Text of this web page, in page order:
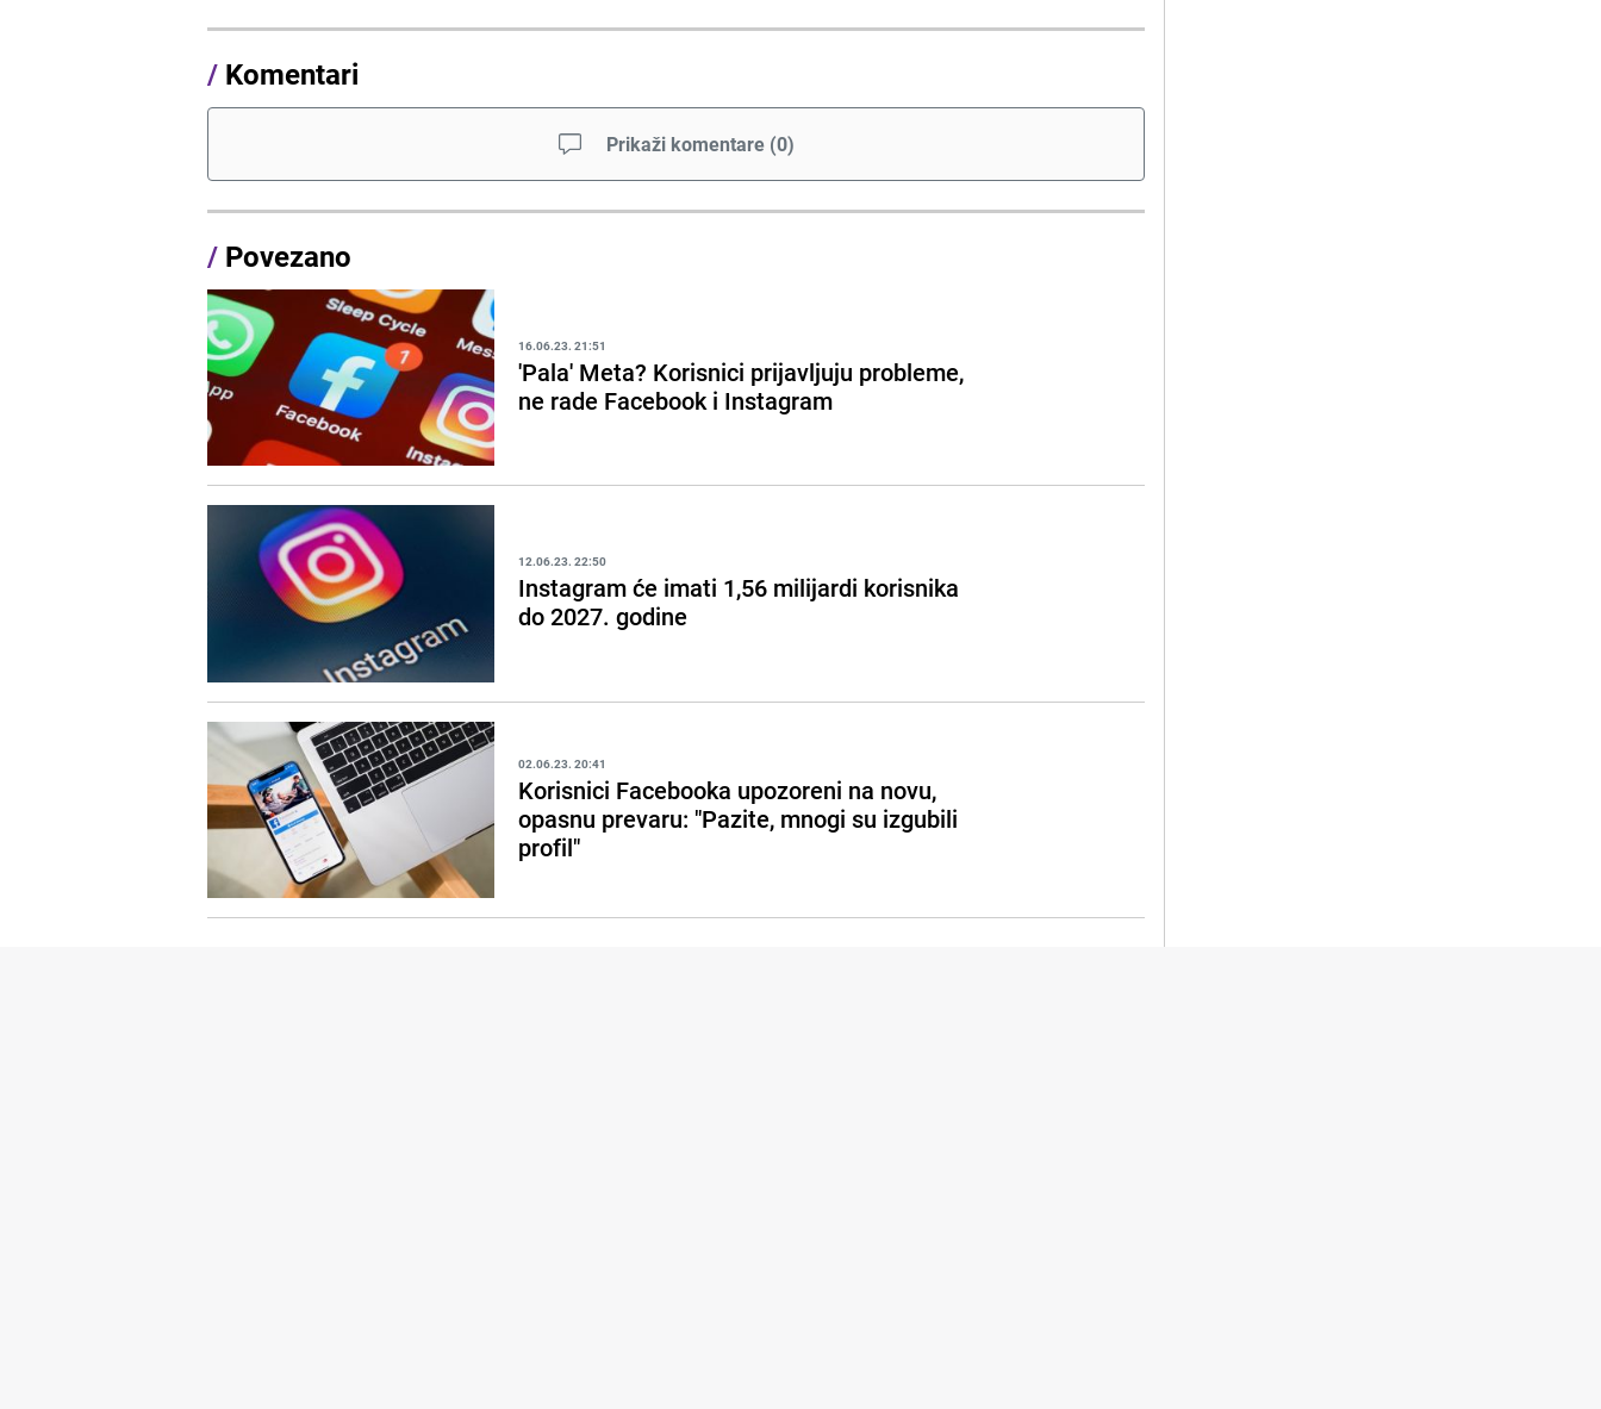
/ Komentari
Prikaži komentare (0)
/ Povezano
16.06.23. 21:51
'Pala' Meta? Korisnici prijavljuju probleme,
ne rade Facebook i Instagram
12.06.23. 22:50
Instagram će imati 1,56 milijardi korisnika
do 2027. godine
02.06.23. 20:41
Korisnici Facebooka upozoreni na novu,
opasnu prevaru: "Pazite, mnogi su izgubili
profil"